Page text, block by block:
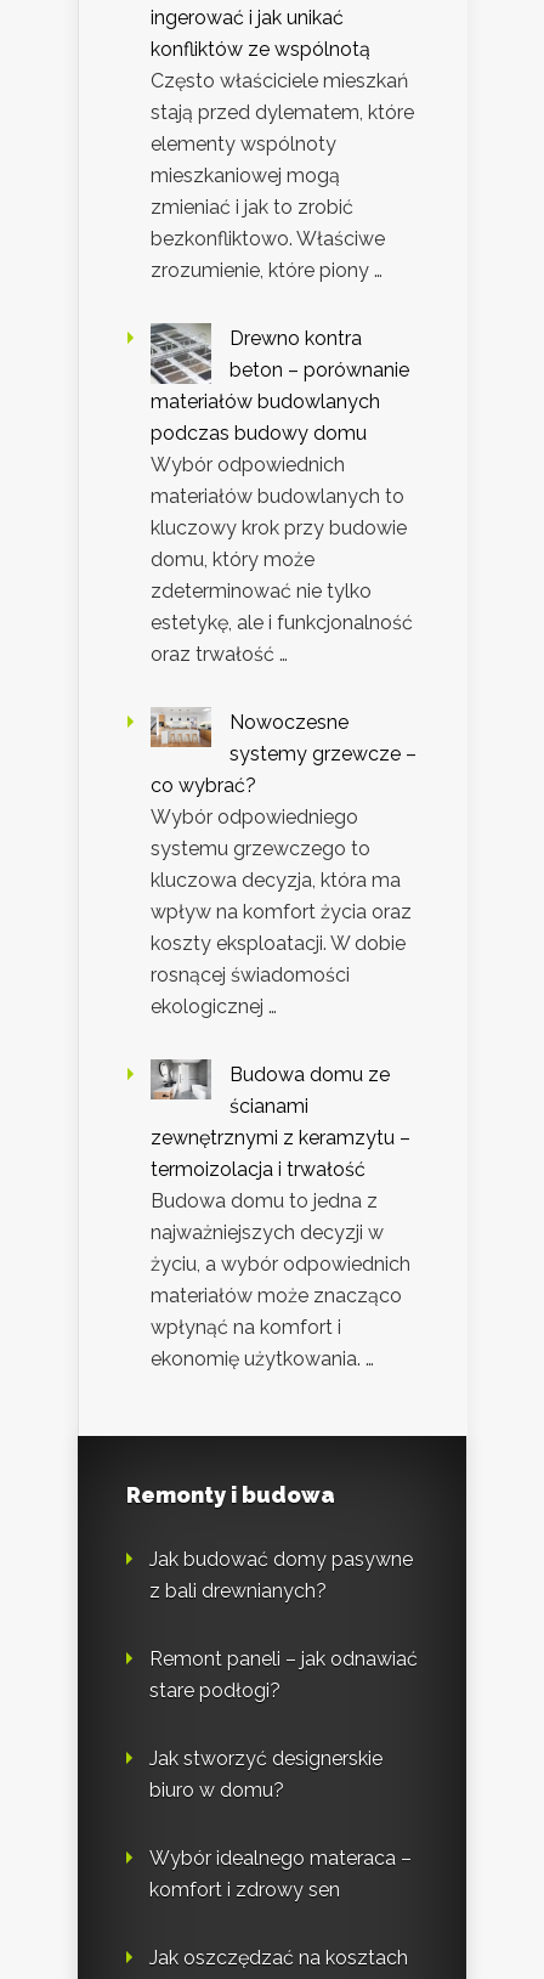
ingerować i jak unikać
konfliktów ze wspólnotą
Często właściciele mieszkań
stają przed dylematem, które
elementy wspólnoty
mieszkaniowej mogą
zmieniać i jak to zrobić
bezkonfliktowo. Właściwe
zrozumienie, które piony …
Drewno kontra
beton – porównanie
materiałów budowlanych
podczas budowy domu
Wybór odpowiednich
materiałów budowlanych to
kluczowy krok przy budowie
domu, który może
zdetermino­wać nie tylko
estetykę, ale i funkcjonalność
oraz trwałość …
Nowoczesne
systemy grzewcze –
co wybrać?
Wybór odpowiedniego
systemu grzewczego to
kluczowa decyzja, która ma
wpływ na komfort życia oraz
koszty eksploatacji. W dobie
rosnącej świadomości
ekologicznej …
Budowa domu ze
ścianami
zewnętrznymi z keramzytu –
termoizolacja i trwałość
Budowa domu to jedna z
najważniejszych decyzji w
życiu, a wybór odpowiednich
materiałów może znacząco
wpłynąć na komfort i
ekonomię użytkowania. …
Remonty i budowa
Jak budować domy pasywne
z bali drewnianych?
Remont paneli – jak odnawiać
stare podłogi?
Jak stworzyć designerskie
biuro w domu?
Wybór idealnego materaca –
komfort i zdrowy sen
Jak oszczędzać na kosztach